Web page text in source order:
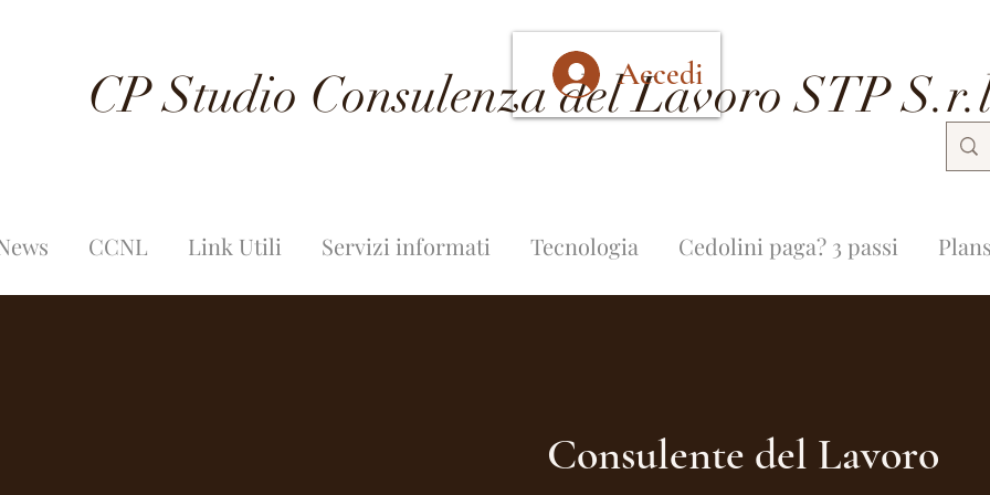
CP Studio Consulenza del Lavoro STP
Accedi
CCNL Link Utili Servizi informati Tecnologia Cedolini paga? 3 passi
Consulente del Lavoro